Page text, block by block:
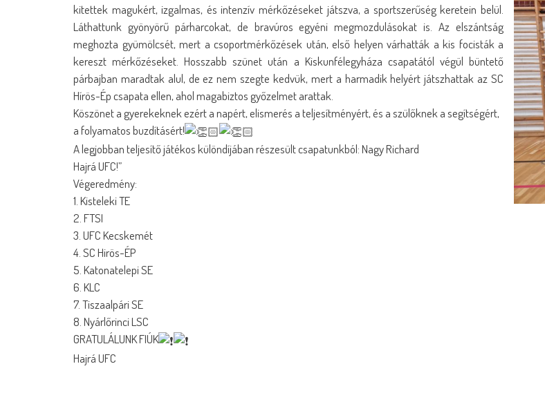
kitettek magukért, izgalmas, és intenzív mérkőzéseket játszva, a sportszerűség keretein belül.
Láthattunk gyönyörű párharcokat, de bravúros egyéni megmozdulásokat is. Az elszántság
meghozta gyümölcsét, mert a csoportmérkőzések után, első helyen várhatták a kis focisták a
kereszt mérkőzéseket. Hosszabb szünet után a Kiskunfélegyháza csapatától végül büntető
párbajban maradtak alul, de ez nem szegte kedvük, mert a harmadik helyért játszhattak az SC
Hírös-Ép csapata ellen, ahol magabiztos győzelmet arattak.
Köszönet a gyerekeknek ezért a napért, elismerés a teljesítményért, és a szülőknek a segítségért,
a folyamatos buzdításért!
A legjobban teljesítő játékos különdíjában részesült csapatunkból: Nagy Richard
Hajrá UFC!”
Végeredmény:
1. Kisteleki TE
2. FTSI
3. UFC Kecskemét
4. SC Hirös-ÉP
5. Katonatelepi SE
6. KLC
7. Tiszaalpári SE
8. Nyárlőrinci LSC
GRATULÁLUNK FIÚK
Hajrá UFC